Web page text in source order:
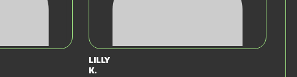
Lilly
K.